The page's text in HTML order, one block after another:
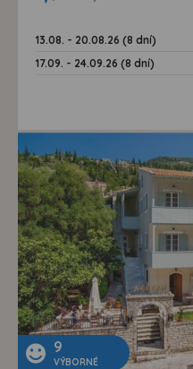
13.08. - 20.08.26 (8 dní)
17.09. - 24.09.26 (8 dní)
9
VÝBORNÉ